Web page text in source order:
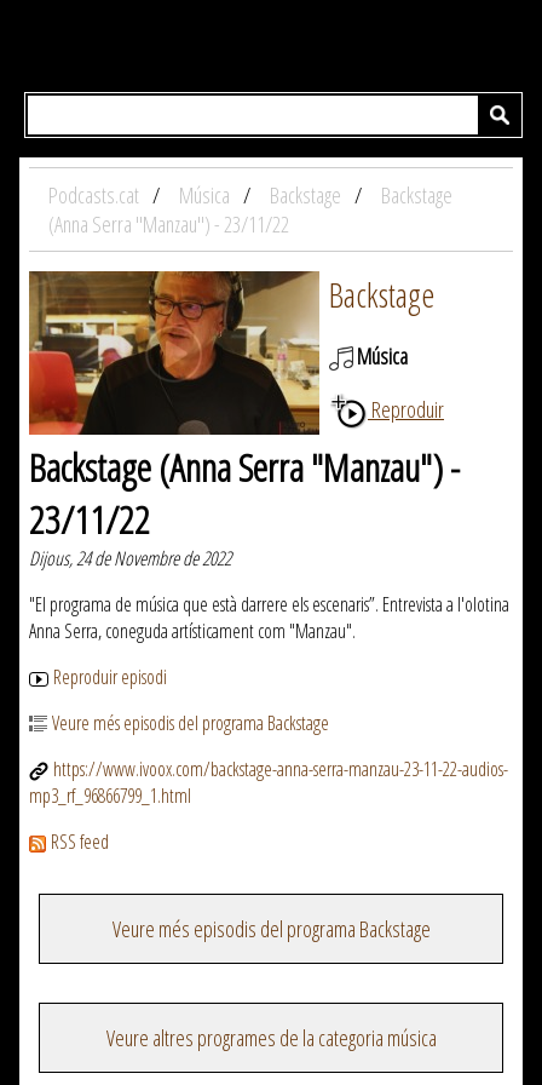
Podcasts.cat Música Backstage
Backstage
(Anna Serra "Manzau") - 23/11/22
Backstage
Música
Reproduir
Backstage (Anna Serra "Manzau") -
23/11/22
Dijous, 24 de Novembre de 2022
"El programa de música que està darrere els escenaris”. Entrevista a l'olotina
Anna Serra, coneguda artísticament com "Manzau".
Reproduir episodi
Veure més episodis del programa Backstage
https://www.ivoox.com/backstage-anna-serra-manzau-23-11-22-audios-
mp3_rf_96866799_1.html
RSS feed
Veure més episodis del programa Backstage
Veure altres programes de la categoria música